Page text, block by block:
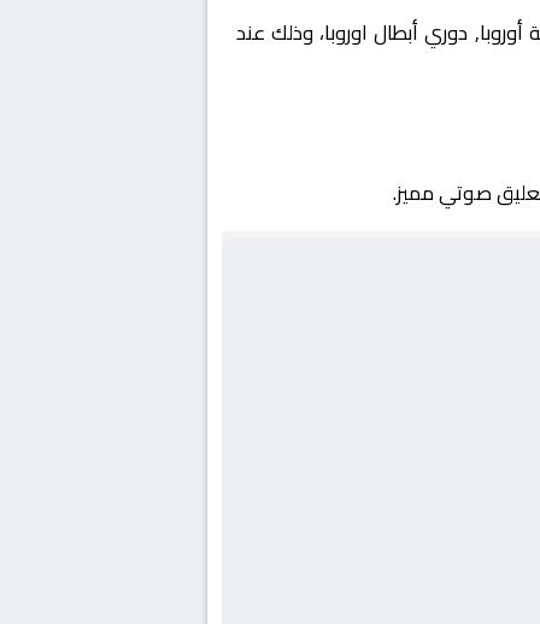
أوروبا, دوري أبطال اوروبا، وذلك عند
صوتي مميز.